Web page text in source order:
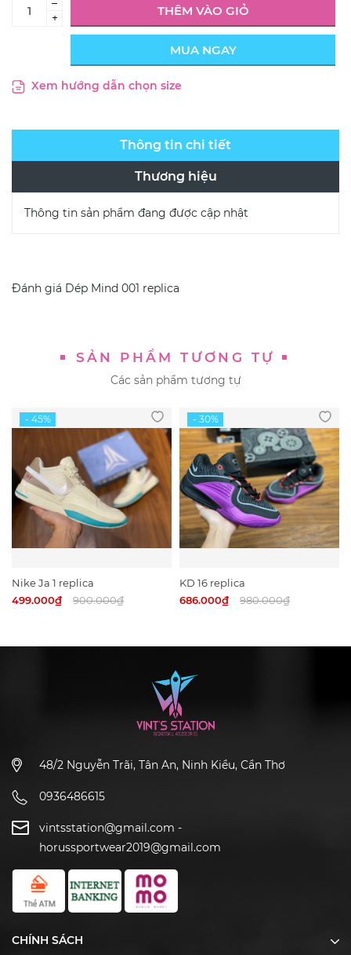
–
+
THÊM VÀO GIỎ
MUA NGAY
Xem hướng dẫn chọn size
Thông tin chi tiết
Thương hiệu
Thông tin sản phẩm đang được cập nhật
Đánh giá Dép Mind 001 replica
SẢN PHẨM TƯƠNG TỰ
Các sản phẩm tương tự
Nike Ja 1 replica
499.000₫
900.000₫
KD 16 replica
686.000₫
980.000₫
48/2 Nguyễn Trãi, Tân An, Ninh Kiều, Cần Thơ
0936486615
vintsstation@gmail.com -
horussportwear2019@gmail.com
CHÍNH SÁCH